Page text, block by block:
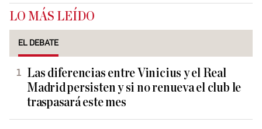
LO MÁS LEÍDO
EL DEBATE
Las diferencias entre Vinicius y el Real
Madrid persisten y si no renueva el club le
traspasará este mes